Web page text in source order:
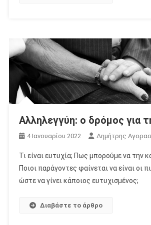
Αλληλεγγύη: ο δρόμος για
4 Ιανουαρίου 2022 Δημήτρης
Τι είναι ευτυχία; Πως μπορούμε να την
Ποιοι παράγοντες φαίνεται να είναι οι
ώστε να γίνει κάποιος ευτυχισμένος;
Διαβάστε το άρθρο